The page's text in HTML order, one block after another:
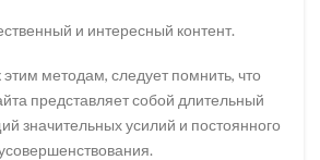
и интересный контент.
методам, следует помнить, что
представляет собой длительный
значительных усилий и постоянного